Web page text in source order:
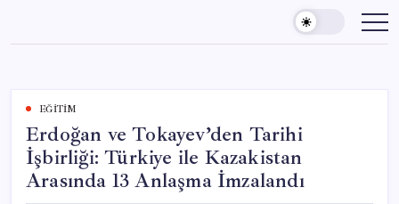
content
EĞITIM
Erdoğan ve Tokayev’den Tarihi
İşbirliği: Türkiye ile Kazakistan
Arasında 13 Anlaşma İmzalandı